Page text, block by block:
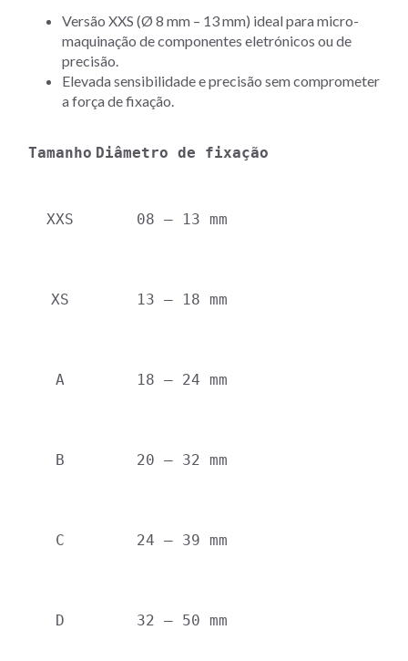
Versão XXS (Ø 8 mm – 13 mm) ideal para micro-
maquinação de componentes eletrónicos ou de
precisão.
Elevada sensibilidade e precisão sem comprometer
a força de fixação.
Tamanho Diâmetro de fixação
XXS 08 – 13 mm
XS 13 – 18 mm
A 18 – 24 mm
B 20 – 32 mm
C 24 – 39 mm
D 32 – 50 mm